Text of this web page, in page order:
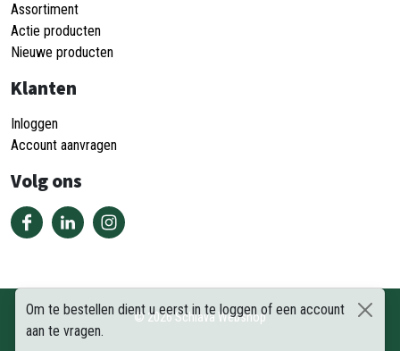
Om te bestellen dient u eerst in te loggen of een account
aan te vragen.
Assortiment
Actie producten
Nieuwe producten
Klanten
Inloggen
Account aanvragen
Volg ons
©2026Schiava Webshop